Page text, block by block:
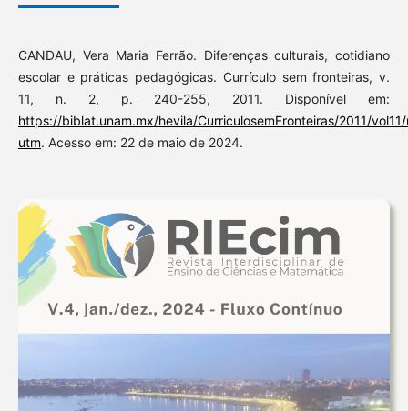
CANDAU, Vera Maria Ferrão. Diferenças culturais, cotidiano
escolar e práticas pedagógicas. Currículo sem fronteiras, v.
11, n. 2, p. 240-255, 2011. Disponível em:
https://biblat.unam.mx/hevila/CurriculosemFronteiras/2011/
utm. Acesso em: 22 de maio de 2024.